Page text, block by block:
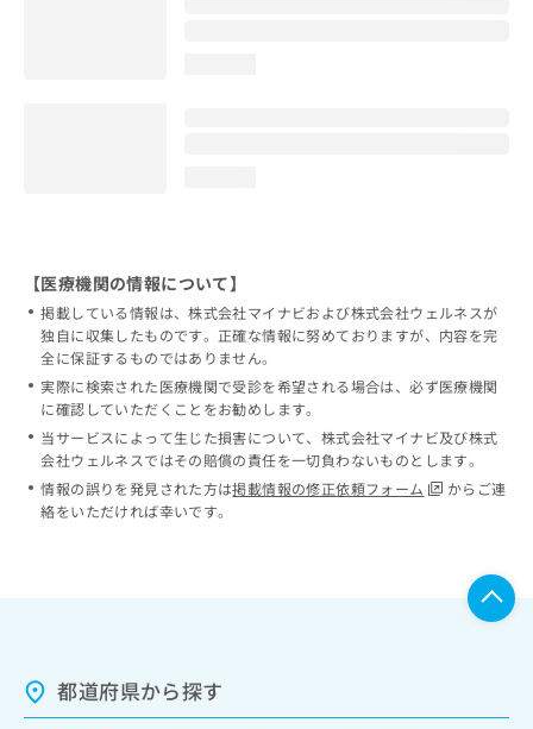
【医療機関の情報について】
掲載している情報は、株式会社マイナビおよび株式会社ウェルネスが
独自に収集したものです。正確な情報に努めておりますが、内容を完
全に保証するものではありません。
実際に検索された医療機関で受診を希望される場合は、必ず医療機関
に確認していただくことをお勧めします。
当サービスによって生じた損害について、株式会社マイナビ及び株式
会社ウェルネスではその賠償の責任を一切負わないものとします。
情報の誤りを発見された方は掲載情報の修正依頼フォーム
からご連
絡をいただければ幸いです。
都道府県から探す